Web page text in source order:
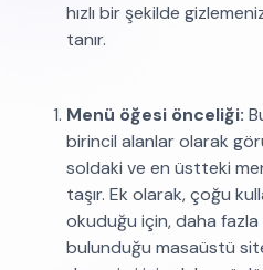
hızlı bir şekilde
tanır.
Menü öğesi önceliği:
birincil alanlar olarak
soldaki ve en üstteki
taşır. Ek olarak, çoğu
okuduğu için, daha
bulunduğu masaüstü